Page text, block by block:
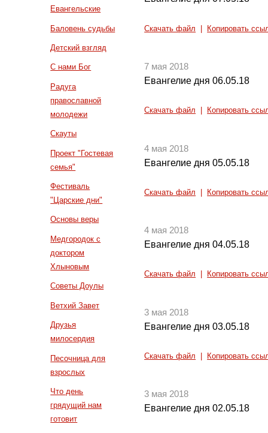
Евангельские
Баловень судьбы
Детский взгляд
С нами Бог
Радуга
православной
молодежи
Скауты
Проект "Гостевая
семья"
Фестиваль
"Царские дни"
Основы веры
Медгородок с
доктором
Хлыновым
Советы Доулы
Ветхий Завет
Друзья
милосердия
Песочница для
взрослых
Что день
грядущий нам
готовит
Скачать файл Копировать
7 мая 2018
Евангелие дня 06.05.18
Скачать файл Копировать
4 мая 2018
Евангелие дня 05.05.18
Скачать файл Копировать
4 мая 2018
Евангелие дня 04.05.18
Скачать файл Копировать
3 мая 2018
Евангелие дня 03.05.18
Скачать файл Копировать
3 мая 2018
Евангелие дня 02.05.18